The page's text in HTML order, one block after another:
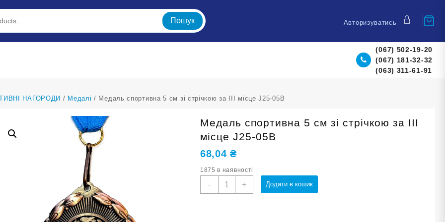
Пошук Авторизуватись
(067) 502-19-20
(067) 181-32-32
(063) 311-61-91
НАГОРОДИ / Медалі / Медаль спортивна 5 см зі стрічкою за ІІІ місце J25-05B
Медаль спортивна 5 см зі стрічкою за ІІІ
місце J25-05B
68,04₴
1875 в наявності
-
Медаль + Додати в кошик